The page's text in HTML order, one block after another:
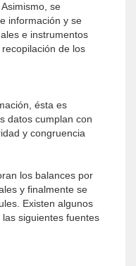
se
información y se
e instrumentos
de los
ésta es
datos cumplan con
y congruencia
los balances por
y finalmente se
Existen algunos
siguientes fuentes